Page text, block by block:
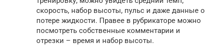
скорость, набор высоты, пульс и даже данные о
потере жидкости. Правее в рубрикаторе можно
посмотреть собственные комментарии и
отрезки – время и набор высоты.